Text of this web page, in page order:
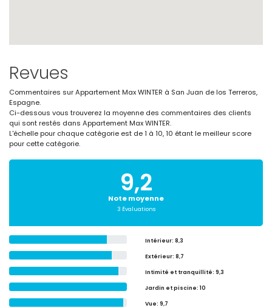
Revues
Commentaires sur Appartement Max WINTER à San Juan de los Terreros,
Espagne.
Ci-dessous vous trouverez la moyenne des commentaires des clients
qui sont restés dans Appartement Max WINTER.
L'échelle pour chaque catégorie est de 1 à 10, 10 étant le meilleur score
pour cette catégorie.
9,2
Note moyenne
3 Évaluations
Intérieur: 8,3
Extérieur: 8,7
Intimité et tranquillité: 9,3
Jardin et piscine: 10
Vue: 9,7